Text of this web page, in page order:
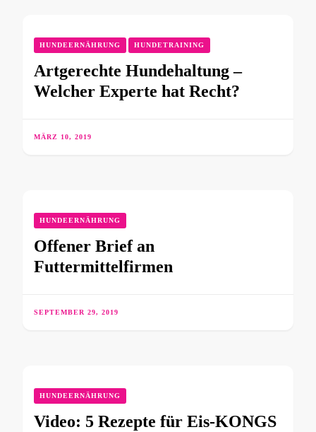
HUNDEERNÄHRUNG HUNDETRAINING
Artgerechte Hundehaltung –
Welcher Experte hat Recht?
MÄRZ 10, 2019
HUNDEERNÄHRUNG
Offener Brief an
Futtermittelfirmen
SEPTEMBER 29, 2019
HUNDEERNÄHRUNG
Video: 5 Rezepte für Eis-KONGS